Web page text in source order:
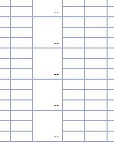
--
--
--
--
--